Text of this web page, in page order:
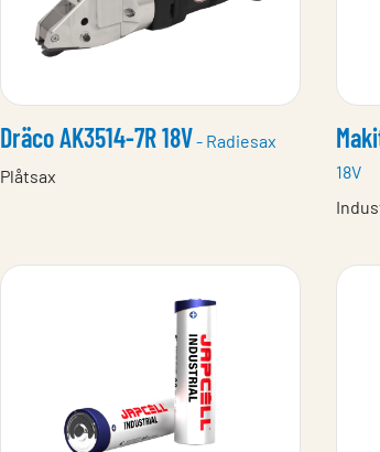
Dräco AK3514-7R 18V- Radiesax
Plåtsax
18V